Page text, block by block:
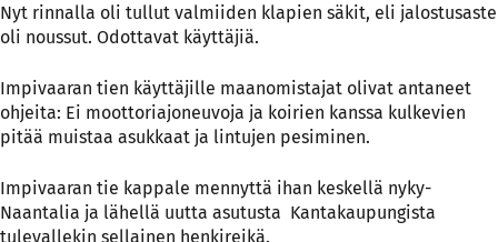
Nyt rinnalla oli tullut valmiiden klapien säkit, eli jalostusaste
oli noussut. Odottavat käyttäjiä.
Impivaaran tien käyttäjille maanomistajat olivat antaneet
ohjeita: Ei moottoriajoneuvoja ja koirien kanssa kulkevien
pitää muistaa asukkaat ja lintujen pesiminen.
Impivaaran tie kappale mennyttä ihan keskellä nyky-
Naantalia ja lähellä uutta asutusta Kantakaupungista
tulevallekin sellainen henkireikä.